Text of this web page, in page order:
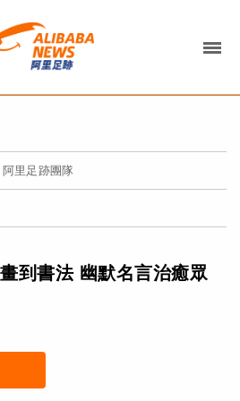
阿里足跡團隊
畫到書法 幽默名言治癒眾